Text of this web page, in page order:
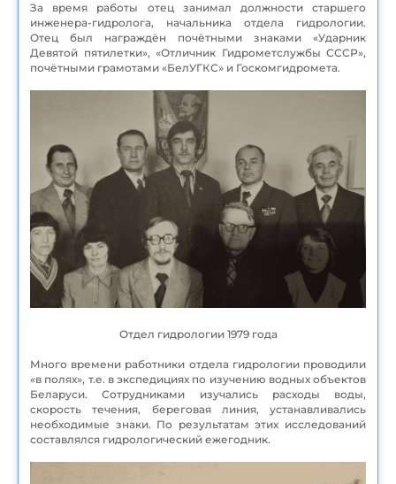
За время работы отец занимал должности старшего
инженера-гидролога, начальника отдела гидрологии.
Отец был награждён почётными знаками «Ударник
Девятой пятилетки», «Отличник Гидрометслужбы СССР»,
почётными грамотами «БелУГКС» и Госкомгидромета.
Отдел гидрологии 1979 года
Много времени работники отдела гидрологии проводили
«в полях», т.е. в экспедициях по изучению водных объектов
Беларуси. Сотрудниками изучались расходы воды,
скорость течения, береговая линия, устанавливались
необходимые знаки. По результатам этих исследований
составлялся гидрологический ежегодник.